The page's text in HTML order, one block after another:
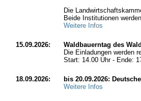
Die
Beide Institutionen
Weitere Infos
15.09.2026:
Waldbauerntag des
Die Einladungen werden
Start: 14.00 Uhr - Ende:
18.09.2026:
bis 20.09.2026:
Weitere Infos